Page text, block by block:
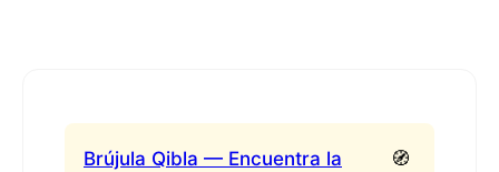
Brújula Qibla — Encuentra la
🧭